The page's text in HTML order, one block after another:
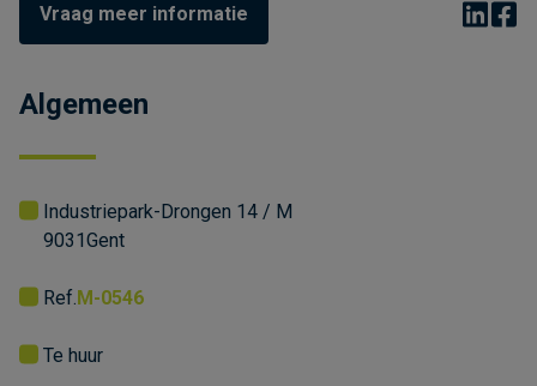
Vraag meer informatie
Algemeen
Gent
9031
Industriepark-Drongen 14 / M
Ref. M-0546
Te huur